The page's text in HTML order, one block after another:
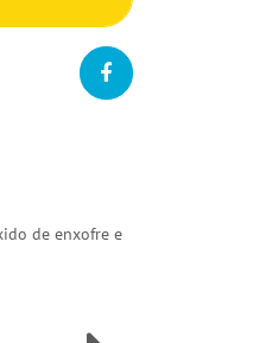
de enxofre e